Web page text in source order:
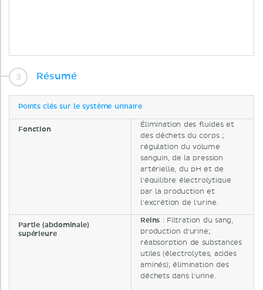
Résumé
Points clés sur le système urinaire
Fonction
Élimination des fluides et
des déchets du corps ;
régulation du volume
sanguin, de la pression
artérielle, du pH et de
l'équilibre électrolytique
par la production et
l'excrétion de l'urine.
Partie (abdominale)
supérieure
Reins : Filtration du sang,
production d'urine;
réabsorption de substances
utiles (électrolytes, acides
aminés); élimination des
déchets dans l'urine.